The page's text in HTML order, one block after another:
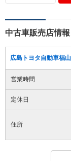
中古車販売店情報
広島トヨタ自動車福
営業時間
定休日
住所